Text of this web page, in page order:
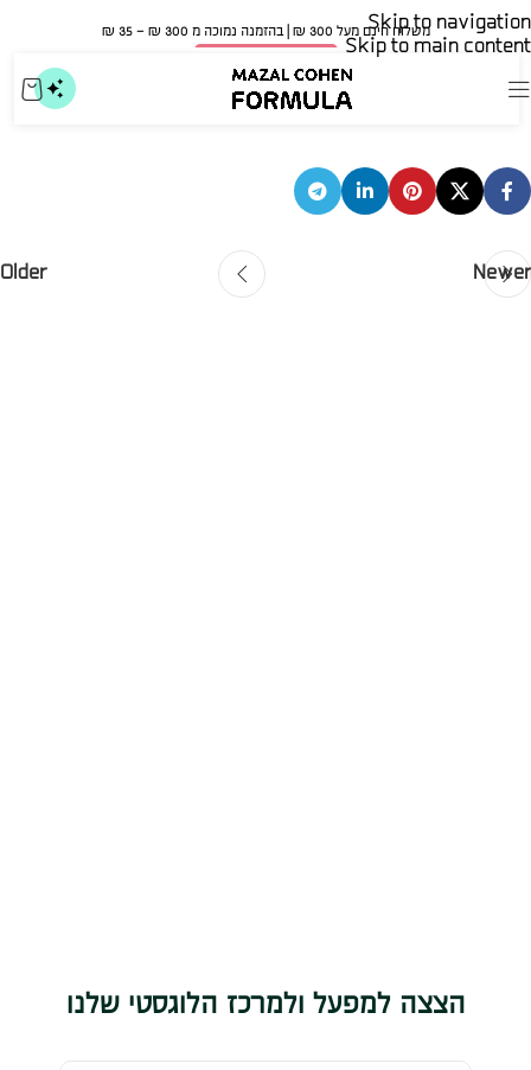
Skip to navigation
Skip to main content
משלוח חינם מעל 300 ₪ | בהזמנה נמוכה מ 300 ₪ – 35 ₪​
נעה שניאור
mazalOn דצמבר 16, 2025
Newer
Older
הצצה למפעל ולמרכז הלוגסטי שלנו